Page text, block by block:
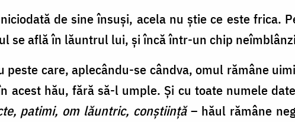
de sine însuși, acela nu știe ce este frica.
se află în lăuntrul lui, și încă într-un chip
peste care, aplecându-se cândva, omul rămâne
acest hău, fără să-l umple. Și cu toate numele
patimi, om lăuntric, conștiință– hăul rămâne